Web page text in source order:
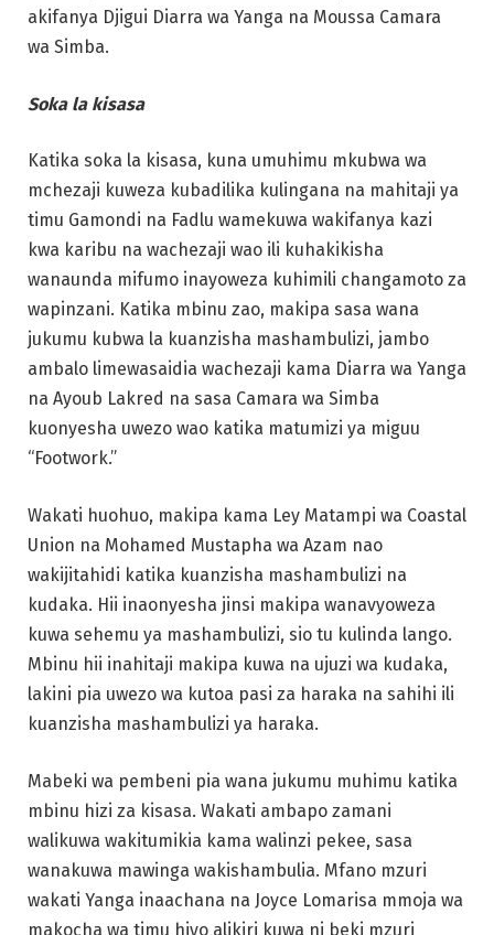
akifanya Djigui Diarra wa Yanga na Moussa Camara
wa Simba.
Soka la kisasa
Katika soka la kisasa, kuna umuhimu mkubwa wa
mchezaji kuweza kubadilika kulingana na mahitaji ya
timu Gamondi na Fadlu wamekuwa wakifanya kazi
kwa karibu na wachezaji wao ili kuhakikisha
wanaunda mifumo inayoweza kuhimili changamoto za
wapinzani. Katika mbinu zao, makipa sasa wana
jukumu kubwa la kuanzisha mashambulizi, jambo
ambalo limewasaidia wachezaji kama Diarra wa Yanga
na Ayoub Lakred na sasa Camara wa Simba
kuonyesha uwezo wao katika matumizi ya miguu
“Footwork.”
Wakati huohuo, makipa kama Ley Matampi wa Coastal
Union na Mohamed Mustapha wa Azam nao
wakijitahidi katika kuanzisha mashambulizi na
kudaka. Hii inaonyesha jinsi makipa wanavyoweza
kuwa sehemu ya mashambulizi, sio tu kulinda lango.
Mbinu hii inahitaji makipa kuwa na ujuzi wa kudaka,
lakini pia uwezo wa kutoa pasi za haraka na sahihi ili
kuanzisha mashambulizi ya haraka.
Mabeki wa pembeni pia wana jukumu muhimu katika
mbinu hizi za kisasa. Wakati ambapo zamani
walikuwa wakitumikia kama walinzi pekee, sasa
wanakuwa mawinga wakishambulia. Mfano mzuri
wakati Yanga inaachana na Joyce Lomarisa mmoja wa
makocha wa timu hiyo alikiri kuwa ni beki mzuri